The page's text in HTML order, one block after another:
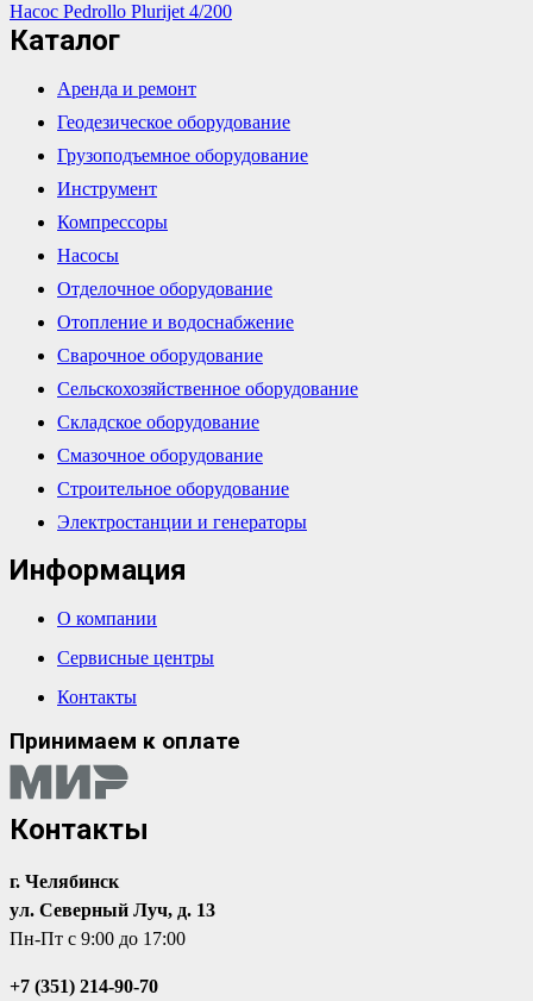
Насос Pedrollo Plurijet 4/200
Каталог
Аренда и ремонт
Геодезическое оборудование
Грузоподъемное оборудование
Инструмент
Компрессоры
Насосы
Отделочное оборудование
Отопление и водоснабжение
Сварочное оборудование
Сельскохозяйственное оборудование
Складское оборудование
Смазочное оборудование
Строительное оборудование
Электростанции и генераторы
Информация
О компании
Сервисные центры
Контакты
Принимаем к оплате
Контакты
г. Челябинск
ул. Северный Луч, д. 13
Пн-Пт с 9:00 до 17:00
+7 (351) 214-90-70